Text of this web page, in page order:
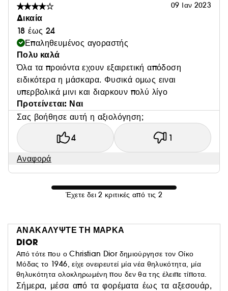
09 Ιαν 2023
Δικαία
18 έως 24
Επαληθευμένος αγοραστής
Πολυ καλά
Όλα τα προιόντα εχουν εξαιρετική απόδοση
ειδικότερα η μάσκαρα. Φυσικά ομως ειναι
υπερβολικά μινι και διαρκουν πολύ λίγο
Προτείνεται: Ναι
Σας βοήθησε αυτή η αξιολόγηση;
4 1
Αναφορά
Έχετε δει 2 κριτικές από τις 2
ΑΝΑΚΑΛΥΨΤΕ ΤΗ ΜΑΡΚΑ
DIOR
Από τότε που ο Christian Dior δημιούργησε τον Οίκο
Μόδας το 1946, είχε ονειρευτεί μία νέα θηλυκότητα, μία
θηλυκότητα ολοκληρωμένη που δεν θα της έλειπε τίποτα.
Σήμερα, μέσα από τα φορέματα έως τα αξεσουάρ,